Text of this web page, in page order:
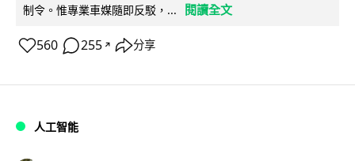
制令。惟專業車媒隨即反駁，...
閱讀全文
560 255 ↗ 分享
人工智能